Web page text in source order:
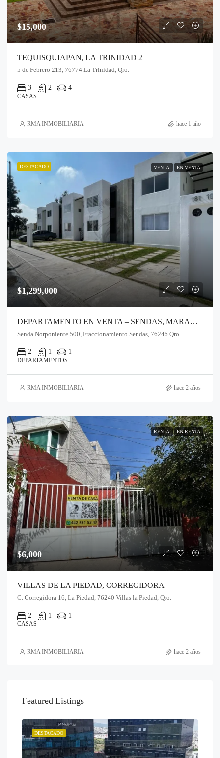
$15,000
TEQUISQUIAPAN, LA TRINIDAD 2
5 de Febrero 213, 76774 La Trinidad, Qro.
3 2 4
CASAS
RMA INMOBILIARIA hace 1 año
DESTACADO VENTA EN VENTA
$1,299,000
DEPARTAMENTO EN VENTA – SENDAS, MARANGU
Senda Norponiente 500, Fraccionamiento Sendas, 76246 Qro.
2 1 1
DEPARTAMENTOS
RMA INMOBILIARIA hace 2 años
RENTA EN RENTA
$6,000
VILLAS DE LA PIEDAD, CORREGIDORA
C. Corregidora 16, La Piedad, 76240 Villas la Piedad, Qro.
2 1 1
CASAS
RMA INMOBILIARIA hace 2 años
Featured Listings
DESTACADO